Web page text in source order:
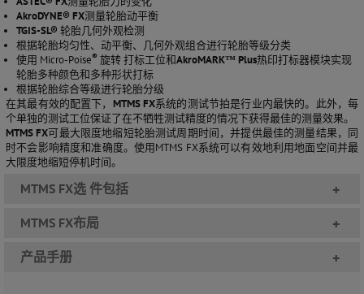
AkroDYNE® FX测量轮胎动平衡
TGIS-SL® 轮胎几何外观检测
根据轮胎均匀性、 动平衡、几何外观组合进行轮胎等级分类
使用 Micro-Poise® 旋转打标工位和AkroMARK™ Plus热印打标器模块实现
轮胎多种颜色和多种形状打标
根据轮胎综合等级进行轮胎分级
在其最有效的配置下， MTMS FX系统的测试节拍是行业内最快的。此外，每
个单独的测试工位保证了在不牺牲测试精度的情况下获得最佳的测量效果。
MTMS FX可最大限度地缩短轮胎测试周期时间，并提供最佳的测量结果，同
时不会影响精度和准确度。使用MTMS FX系统可以有效地利用地面空间并最
大限度地缩短停机时间。
MTMS FX选 件包括 +
MTMS FX布局 +
产品手册 +